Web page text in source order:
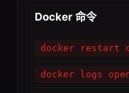
Docker 命令
docker restart
docker logs